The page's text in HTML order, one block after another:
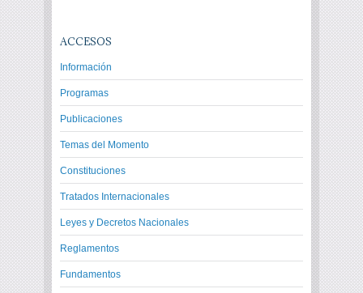
ACCESOS
Información
Programas
Publicaciones
Temas del Momento
Constituciones
Tratados Internacionales
Leyes y Decretos Nacionales
Reglamentos
Fundamentos